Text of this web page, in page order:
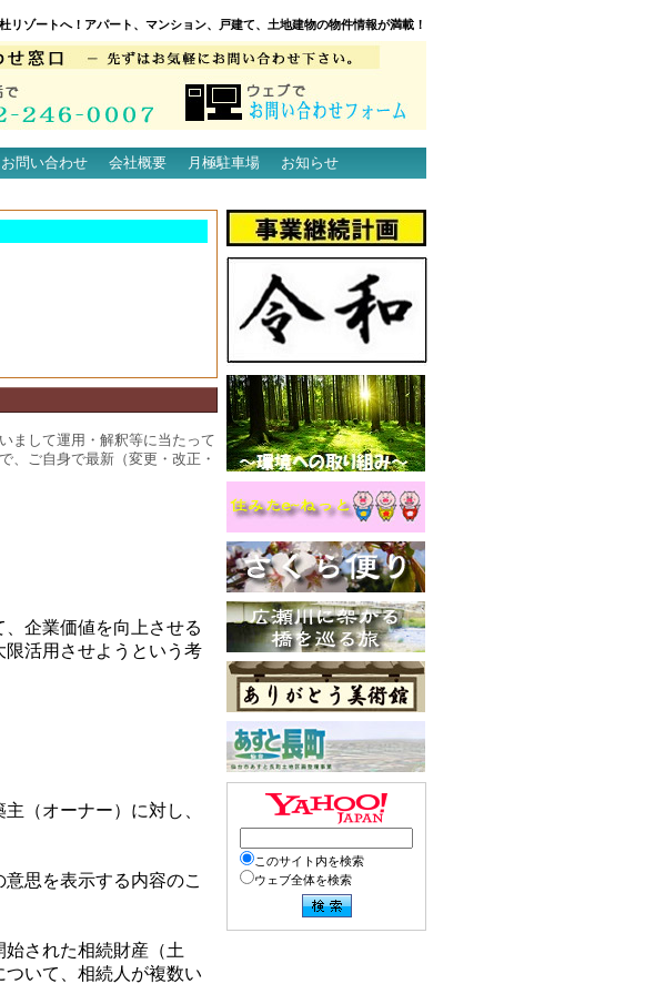
ゾートへ！アパート、マンション、戸建て、土地建物の物件情報が満載！
お問い合わせ 会社概要 月極駐車場
お知らせ
まして運用・解釈等に当たって
、ご自身で最新（変更・改正・
企業価値を向上させる
活用させようという考
（オーナー）に対し、
思を表示する内容のこ
された相続財産（土
いて、相続人が複数い
このサイト内を検索
ウェブ全体を検索